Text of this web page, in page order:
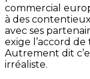
commercial
à des
avec ses
exige l’accord
Autrement dit
irréaliste.